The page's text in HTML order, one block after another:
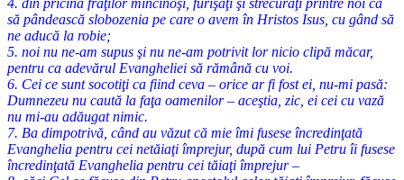
4. din pricina fraţilor mincinoşi, furişaţi şi strecuraţi printre noi ca
să pândească slobozenia pe care o avem în Hristos Isus, cu gând să
ne aducă la robie;
5. noi nu ne-am supus şi nu ne-am potrivit lor nicio clipă măcar,
pentru ca adevărul Evangheliei să rămână cu voi.
6. Cei ce sunt socotiţi ca fiind ceva – orice ar fi fost ei, nu-mi pasă:
Dumnezeu nu caută la faţa oamenilor – aceştia, zic, ei cei cu vază
nu mi-au adăugat nimic.
7. Ba dimpotrivă, când au văzut că mie îmi fusese încredinţată
Evanghelia pentru cei netăiaţi împrejur, după cum lui Petru îi fusese
încredinţată Evanghelia pentru cei tăiaţi împrejur –